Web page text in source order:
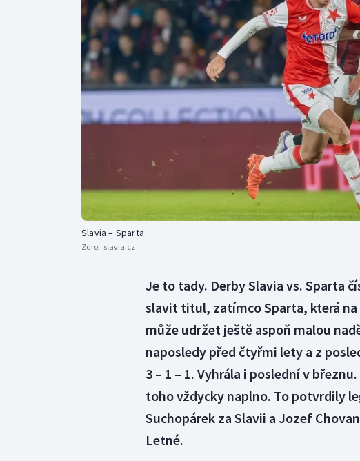
Curling
Dostihy
Florbal
Gymnastika
Slavia – Sparta
Zdroj: slavia.cz
Je to tady. Derby Slavia vs. Sparta
slavit titul, zatímco Sparta, která
může udržet ještě aspoň malou
naposledy před čtyřmi lety a z
3 – 1 – 1. Vyhrála i poslední v
toho vždycky naplno. To potvrdily
Suchopárek za Slavii a Jozef
Letné.